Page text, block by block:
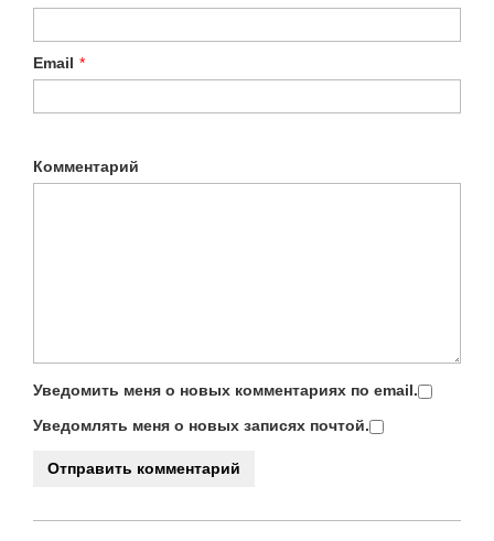
Email *
Комментарий
Уведомить меня о новых комментариях по email.
Уведомлять меня о новых записях почтой.